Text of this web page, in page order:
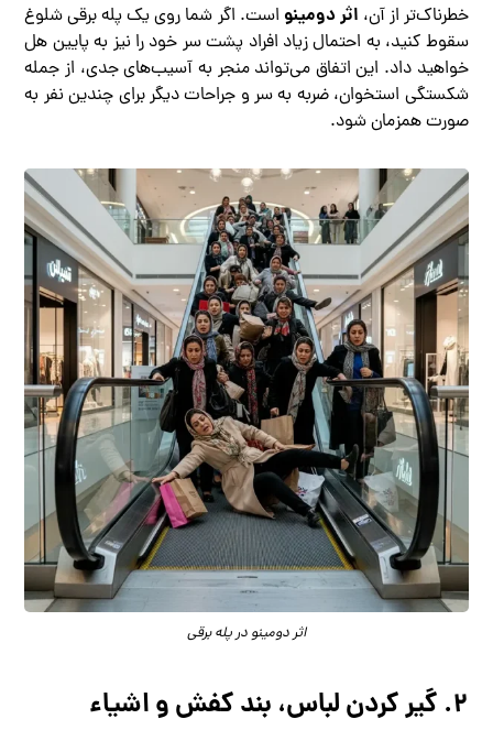
خطرناک‌تر از آن، اثر دومینو است. اگر شما روی یک پله برقی شلوغ
سقوط کنید، به احتمال زیاد افراد پشت سر خود را نیز به پایین هل
خواهید داد. این اتفاق می‌تواند منجر به آسیب‌های جدی، از جمله
شکستگی استخوان، ضربه به سر و جراحات دیگر برای چندین نفر به
صورت همزمان شود.
اثر دومینو در پله برقی
۲. گیر کردن لباس، بند کفش و اشیاء